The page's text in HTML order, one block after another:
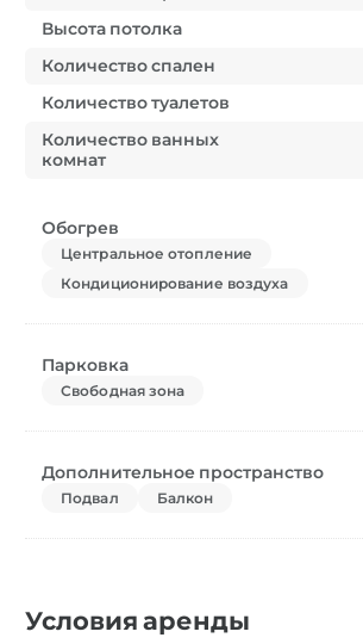
Высота потолка
Количество спален
Количество туалетов
Количество ванных
комнат
Обогрев
Центральное отопление
Кондиционирование воздуха
Парковка
Свободная зона
Дополнительное пространство
Подвал Балкон
Условия аренды